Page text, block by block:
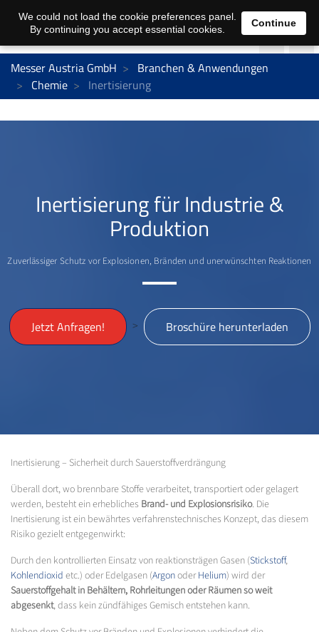
Messer Austria GmbH
Branchen & Anwendungen
Chemie
Inertisierung
Inertisierung für Industrie &
Produktion
Zuverlässiger Schutz vor Explosionen, Bränden und unerwünschten Reaktionen
Jetzt Anfragen! > Broschüre herunterladen
Inertisierung – Sicherheit durch Sauerstoffverdrängung
Überall dort, wo brennbare Stoffe verarbeitet, transportiert oder gelagert
werden, besteht ein erhebliches Brand- und Explosionsrisiko. Die
Inertisierung ist ein bewährtes verfahrenstechnisches Konzept, das diesem
Risiko gezielt entgegenwirkt:
Durch den kontrollierten Einsatz von reaktionsträgen Gasen (Stickstoff,
Kohlendioxid etc.) oder Edelgasen (ArgonoderHelium) wird der
Sauerstoffgehalt in Behältern, Rohrleitungen oder Räumen so weit
abgesenkt, dass kein zündfähiges Gemisch entstehen kann.
We could not load the cookie preferences panel.
By continuing you accept essential cookies.
Continue